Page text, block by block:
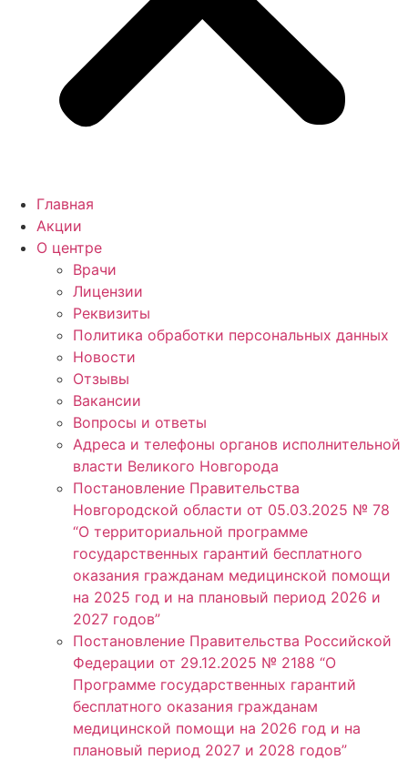
Главная
Акции
О центре
Врачи
Лицензии
Реквизиты
Политика обработки персональных данных
Новости
Отзывы
Вакансии
Вопросы и ответы
Адреса и телефоны органов исполнительной
власти Великого Новгорода
Постановление Правительства
Новгородской области от 05.03.2025 № 78
“О территориальной программе
государственных гарантий бесплатного
оказания гражданам медицинской помощи
на 2025 год и на плановый период 2026 и
2027 годов”
Постановление Правительства Российской
Федерации от 29.12.2025 № 2188 “О
Программе государственных гарантий
бесплатного оказания гражданам
медицинской помощи на 2026 год и на
плановый период 2027 и 2028 годов”